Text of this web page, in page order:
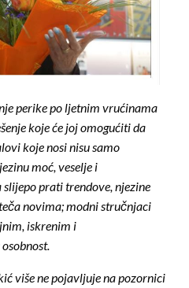
perike po ljetnim vrućinama
koje će joj omogućiti da
koje nosi nisu samo
moć, veselje i
prati trendove, njezine
novima; modni stručnjaci
iskrenim i
više ne pojavljuje na pozornici